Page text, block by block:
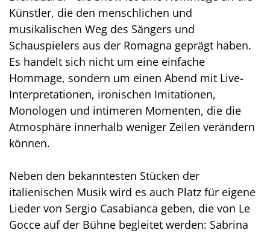
Künstler, die den menschlichen und
musikalischen Weg des Sängers und
Schauspielers aus der Romagna geprägt haben.
Es handelt sich nicht um eine einfache
Hommage, sondern um einen Abend mit Live-
Interpretationen, ironischen Imitationen,
Monologen und intimeren Momenten, die die
Atmosphäre innerhalb weniger Zeilen verändern
können.
Neben den bekanntesten Stücken der
italienischen Musik wird es auch Platz für eigene
Lieder von Sergio Casabianca geben, die von Le
Gocce auf der Bühne begleitet werden: Sabrina